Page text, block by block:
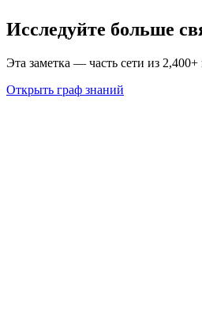
Исследуйте больше
Эта заметка — часть сети из
Открыть граф знаний